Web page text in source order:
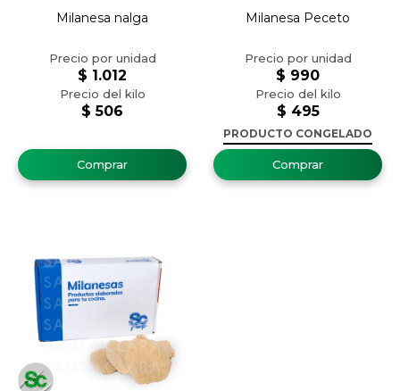
Milanesa nalga
$ 506
$ 1.012
Milanesa Peceto
$ 495
$ 990
PRODUCTO CONGELADO